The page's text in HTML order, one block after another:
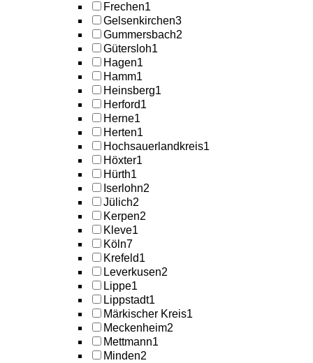
Frechen1
Gelsenkirchen3
Gummersbach2
Gütersloh1
Hagen1
Hamm1
Heinsberg1
Herford1
Herne1
Herten1
Hochsauerlandkreis1
Höxter1
Hürth1
Iserlohn2
Jülich2
Kerpen2
Kleve1
Köln7
Krefeld1
Leverkusen2
Lippe1
Lippstadt1
Märkischer Kreis1
Meckenheim2
Mettmann1
Minden2